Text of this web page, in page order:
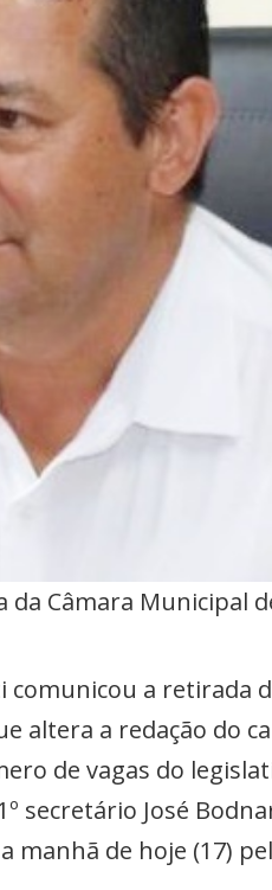
Câmara Municipal
comunicou a retirada
altera a redação do
de vagas do
secretário José
manhã de hoje (17)